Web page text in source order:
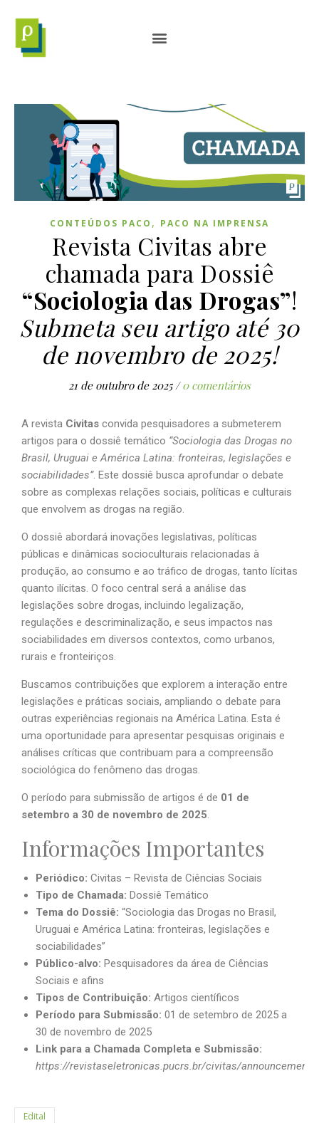
CONTEÚDOS PACO , PACO NA IMPRENSA
Revista Civitas abre
chamada para Dossiê
“Sociologia das Drogas”!
Submeta seu artigo até 30
de novembro de 2025!
21 de outubro de 2025 / 0 comentários
A revista Civitas convida pesquisadores a submeterem
artigos para o dossiê temático “Sociologia das Drogas no
Brasil, Uruguai e América Latina: fronteiras, legislações e
sociabilidades”. Este dossiê busca aprofundar o debate
sobre as complexas relações sociais, políticas e culturais
que envolvem as drogas na região.
O dossiê abordará inovações legislativas, políticas
públicas e dinâmicas socioculturais relacionadas à
produção, ao consumo e ao tráfico de drogas, tanto lícitas
quanto ilícitas. O foco central será a análise das
legislações sobre drogas, incluindo legalização,
regulações e descriminalização, e seus impactos nas
sociabilidades em diversos contextos, como urbanos,
rurais e fronteiriços.
Buscamos contribuições que explorem a interação entre
legislações e práticas sociais, ampliando o debate para
outras experiências regionais na América Latina. Esta é
uma oportunidade para apresentar pesquisas originais e
análises críticas que contribuam para a compreensão
sociológica do fenômeno das drogas.
O período para submissão de artigos é de 01 de
setembro a 30 de novembro de 2025.
Informações Importantes
Periódico: Civitas – Revista de Ciências Sociais
Tipo de Chamada: Dossiê Temático
Tema do Dossiê: “Sociologia das Drogas no Brasil,
Uruguai e América Latina: fronteiras, legislações e
sociabilidades”
Público-alvo: Pesquisadores da área de Ciências
Sociais e afins
Tipos de Contribuição: Artigos científicos
Período para Submissão: 01 de setembro de 2025 a
30 de novembro de 2025
Link para a Chamada Completa e Submissão:
https://revistaseletronicas.pucrs.br/civitas/announcement/
Edital